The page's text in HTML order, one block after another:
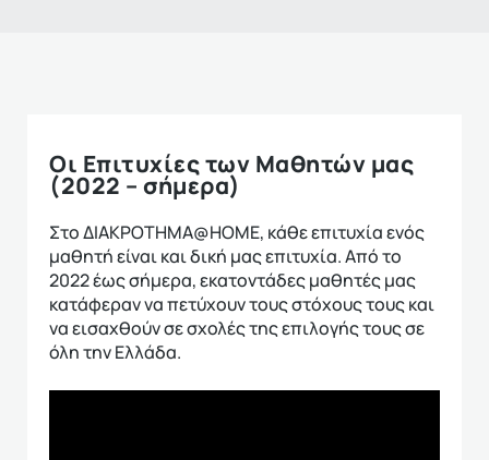
Οι Επιτυχίες των Μαθητών μας
(2022 – σήμερα)
Στο ΔΙΑΚΡΟΤΗΜΑ@HOME, κάθε επιτυχία ενός
μαθητή είναι και δική μας επιτυχία. Από το
2022 έως σήμερα, εκατοντάδες μαθητές μας
κατάφεραν να πετύχουν τους στόχους τους και
να εισαχθούν σε σχολές της επιλογής τους σε
όλη την Ελλάδα.